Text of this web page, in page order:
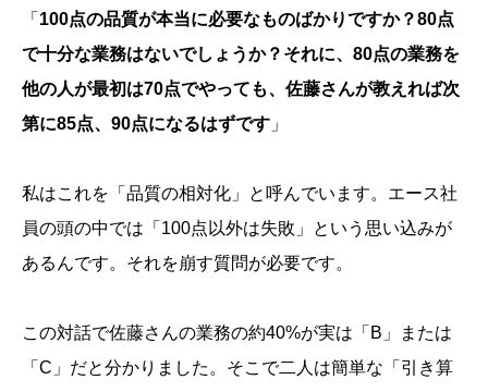
「 100点の品質が本当に必要なものばかりですか？80点
で十分な業務はないでしょうか？それに、80点の業務を
他の人が最初は70点でやっても、佐藤さんが教えれば次
第に85点、90点になるはずです 」
私はこれを「品質の相対化」と呼んでいます。エース社
員の頭の中では「100点以外は失敗」という思い込みが
あるんです。それを崩す質問が必要です。
この対話で佐藤さんの業務の約40%が実は「B」または
「C」だと分かりました。そこで二人は簡単な「引き算